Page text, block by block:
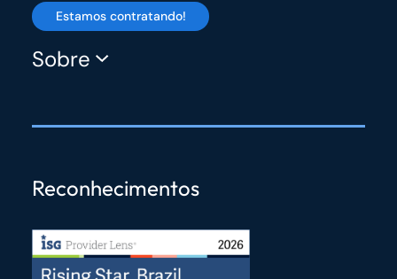
Estamos contratando!
Sobre
Reconhecimentos